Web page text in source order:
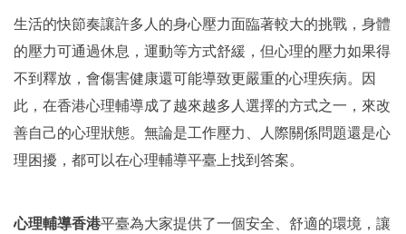
生活的快節奏讓許多人的身心壓力面臨著較大的挑戰，身體
的壓力可通過休息，運動等方式舒緩，但心理的壓力如果得
不到釋放，會傷害健康還可能導致更嚴重的心理疾病。因
此，在香港心理輔導成了越來越多人選擇的方式之一，來改
善自己的心理狀態。無論是工作壓力、人際關係問題還是心
理困擾，都可以在心理輔導平臺上找到答案。
心理輔導香港平臺為大家提供了一個安全、舒適的環境，讓